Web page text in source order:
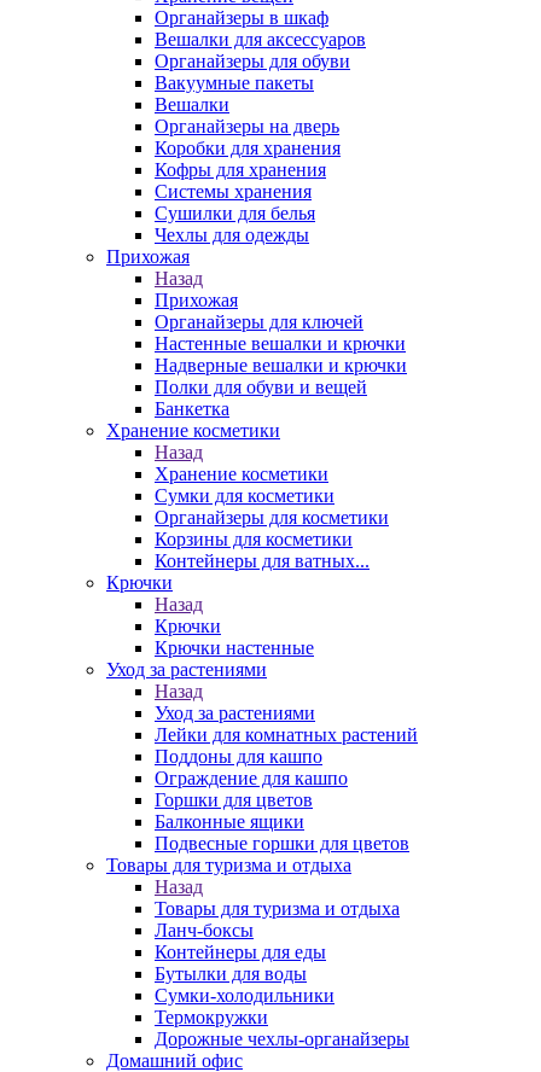
Органайзеры в шкаф
Вешалки для аксессуаров
Органайзеры для обуви
Вакуумные пакеты
Вешалки
Органайзеры на дверь
Коробки для хранения
Кофры для хранения
Системы хранения
Сушилки для белья
Чехлы для одежды
Прихожая
Назад
Прихожая
Органайзеры для ключей
Настенные вешалки и крючки
Надверные вешалки и крючки
Полки для обуви и вещей
Банкетка
Хранение косметики
Назад
Хранение косметики
Сумки для косметики
Органайзеры для косметики
Корзины для косметики
Контейнеры для ватных...
Крючки
Назад
Крючки
Крючки настенные
Уход за растениями
Назад
Уход за растениями
Лейки для комнатных растений
Поддоны для кашпо
Ограждение для кашпо
Горшки для цветов
Балконные ящики
Подвесные горшки для цветов
Товары для туризма и отдыха
Назад
Товары для туризма и отдыха
Ланч-боксы
Контейнеры для еды
Бутылки для воды
Сумки-холодильники
Термокружки
Дорожные чехлы-органайзеры
Домашний офис